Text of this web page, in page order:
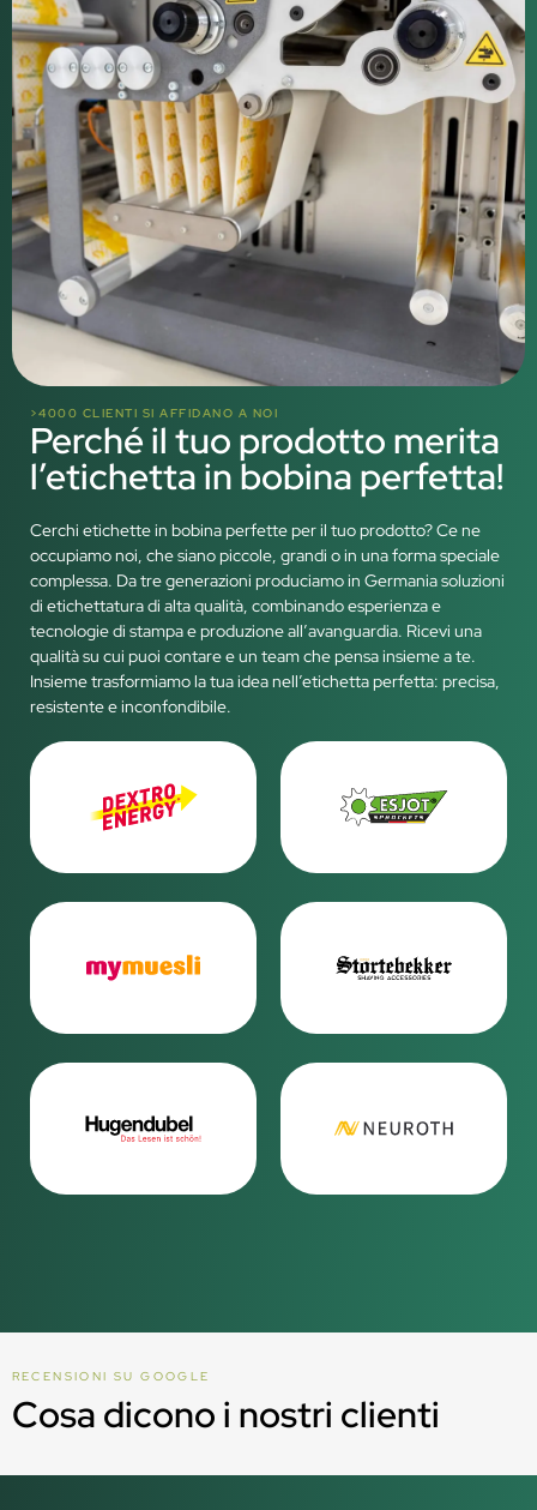
>4000 CLIENTI SI AFFIDANO A NOI
Perché il tuo prodotto merita
l’etichetta in bobina perfetta!
Cerchi etichette in bobina perfette per il tuo prodotto? Ce ne
occupiamo noi, che siano piccole, grandi o in una forma speciale
complessa. Da tre generazioni produciamo in Germania soluzioni
di etichettatura di alta qualità, combinando esperienza e
tecnologie di stampa e produzione all’avanguardia. Ricevi una
qualità su cui puoi contare e un team che pensa insieme a te.
Insieme trasformiamo la tua idea nell’etichetta perfetta: precisa,
resistente e inconfondibile.
RECENSIONI SU GOOGLE
Cosa dicono i nostri clienti